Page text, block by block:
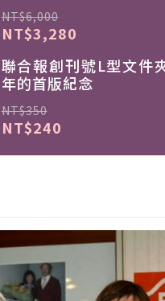
NT$6,000
NT$3,280
聯合報創刊號L型文件
年的首版紀念
NT$350
NT$240